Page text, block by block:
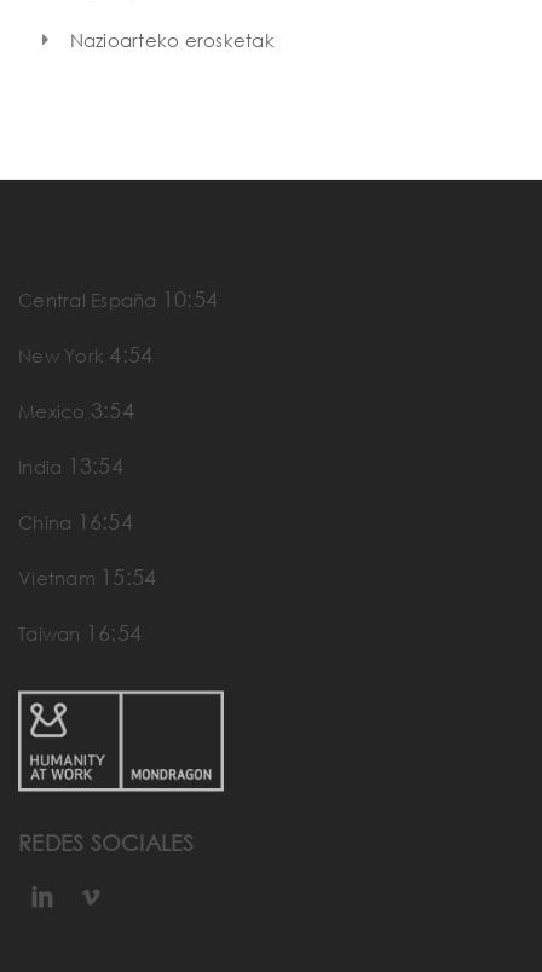
Nazioarteko erosketak
Central España 10:54
New York 4:54
Mexico 3:54
India 13:54
China 16:54
Vietnam 15:54
Taiwan 16:54
REDES SOCIALES